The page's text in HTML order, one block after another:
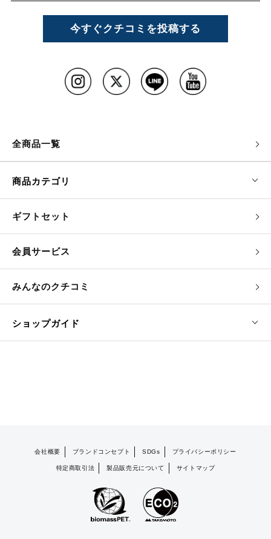
今すぐクチコミを投稿する
全商品一覧
商品カテゴリ
ギフトセット
会員サービス
みんなのクチコミ
ショップガイド
会社概要 ブランドコンセプト SDGs プライバシーポリシー
特定商取引法 製品販売元について サイトマップ